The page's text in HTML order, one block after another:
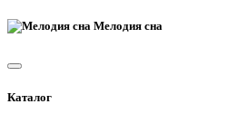
Мелодия сна
Каталог